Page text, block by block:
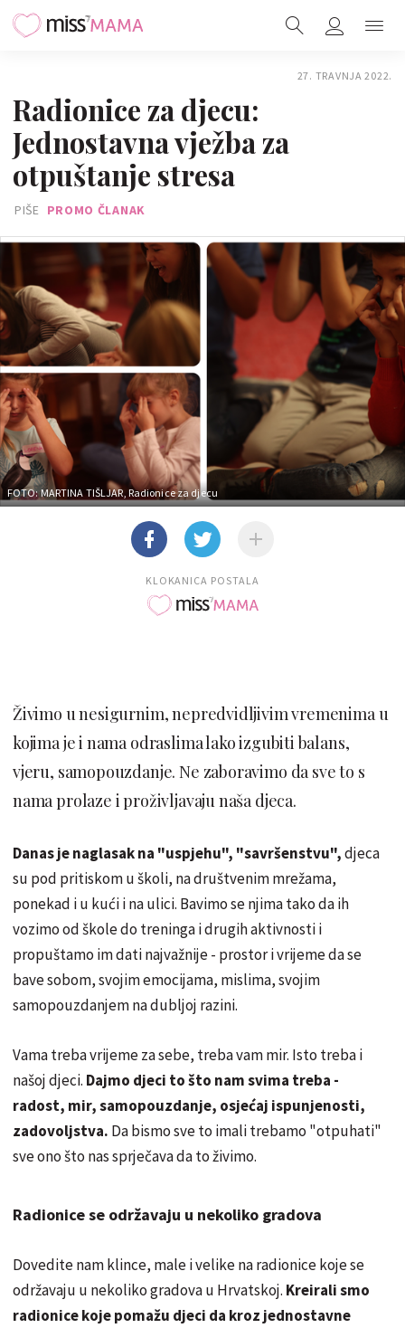
27. TRAVNJA 2022.
Radionice za djecu:
Jednostavna vježba za
otpuštanje stresa
PIŠE PROMO ČLANAK
FOTO: MARTINA TIŠLJAR, Radionice za djecu
KLOKANICA POSTALA
Živimo u nesigurnim, nepredvidljivim vremenima u
kojima je i nama odraslima lako izgubiti balans,
vjeru, samopouzdanje. Ne zaboravimo da sve to s
nama prolaze i proživljavaju naša djeca.
Danas je naglasak na "uspjehu", "savršenstvu",djeca
su pod pritiskom u školi, na društvenim mrežama,
ponekad i u kući i na ulici. Bavimo se njima tako da ih
vozimo od škole do treninga i drugih aktivnosti i
propuštamo im dati najvažnije - prostor i vrijeme da se
bave sobom, svojim emocijama, mislima, svojim
samopouzdanjem na dubljoj razini.
Vama treba vrijeme za sebe, treba vam mir. Isto treba i
našoj djeci. Dajmo djeci to što nam svima treba -
radost, mir, samopouzdanje, osjećaj ispunjenosti,
zadovoljstva. Da bismo sve to imali trebamo "otpuhati"
sve ono što nas sprječava da to živimo.
Radionice se održavaju u nekoliko gradova
Dovedite nam klince, male i velike na radionice koje se
održavaju u nekoliko gradova u Hrvatskoj. Kreirali smo
radionice koje pomažu djeci da kroz jednostavne